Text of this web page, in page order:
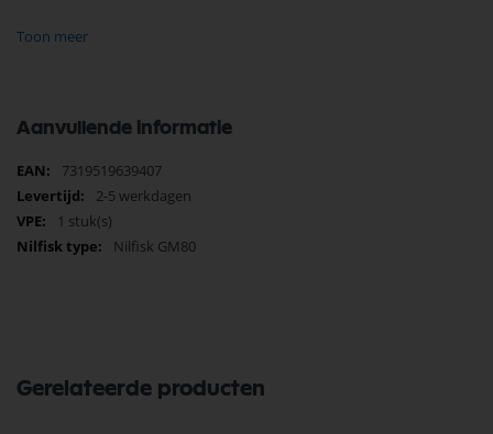
Nilfisk GM810
Nilfisk GS80
Nilfisk GS82
Toon meer
Aanvullende informatie
Meer
informatie
7319519639407
2-5 werkdagen
1 stuk(s)
Nilfisk GM80
Gerelateerde producten